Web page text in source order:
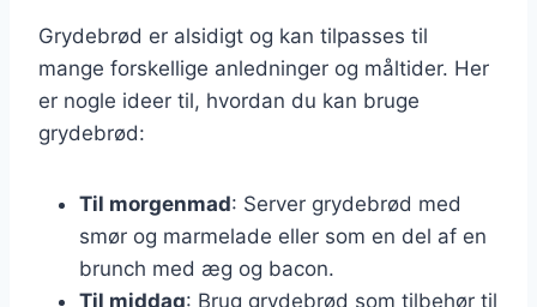
Grydebrød er alsidigt og kan tilpasses til
mange forskellige anledninger og måltider. Her
er nogle ideer til, hvordan du kan bruge
grydebrød:
Til morgenmad: Server grydebrød med
smør og marmelade eller som en del af en
brunch med æg og bacon.
Til middag: Brug grydebrød som tilbehør til